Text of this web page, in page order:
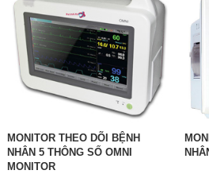
MONITOR THEO DÕI BỆNH
NHÂN 5 THÔNG SỐ OMNI
MONITOR